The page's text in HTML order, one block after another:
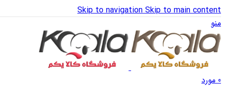
Skip to navigationSkip to main content
منو
0 مورد